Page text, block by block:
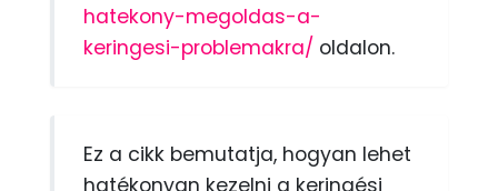
hatekony-megoldas-a-
keringesi-problemakra/ oldalon.
Ez a cikk bemutatja, hogyan lehet